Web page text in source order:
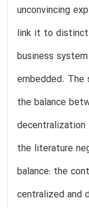
unconvincing
link it to
business
embedded. The
the balance
the literature
balance: the
centralized and